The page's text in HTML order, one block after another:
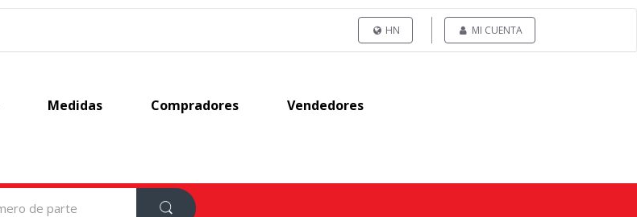
HN MI CUENTA
Medidas Compradores Vendedores